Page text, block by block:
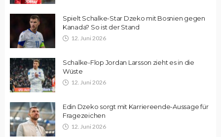
Spielt Schalke-Star Dzeko mit Bosnien gegen
Kanada? So ist der Stand
12. Juni 2026
Schalke-Flop Jordan Larsson zieht es in die
Wüste
12. Juni 2026
Edin Dzeko sorgt mit Karriereende-Aussage für
Fragezeichen
12. Juni 2026